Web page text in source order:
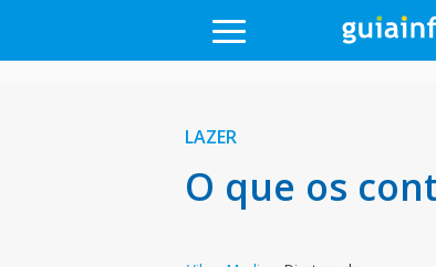
LAZER
O que os